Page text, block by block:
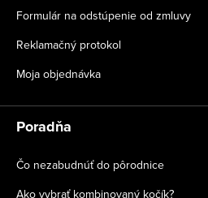
Formulár na odstúpenie od zmluvy
Reklamačný protokol
Moja objednávka
Poradňa
Čo nezabudnúť do pôrodnice
Ako vybrať kombinovaný kočík?